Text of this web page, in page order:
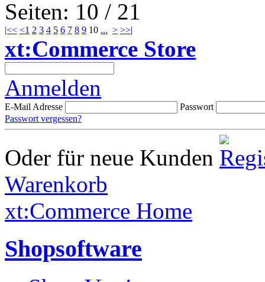
Seiten: 10 / 21
|<< <1 2 3 4 5 6 7 8 9 10 ... > >>|
xt:Commerce Store
Anmelden
E-Mail Adresse
Passwort
Passwort vergessen?
Oder für neue Kunden
Warenkorb
xt:Commerce Home
Shopsoftware